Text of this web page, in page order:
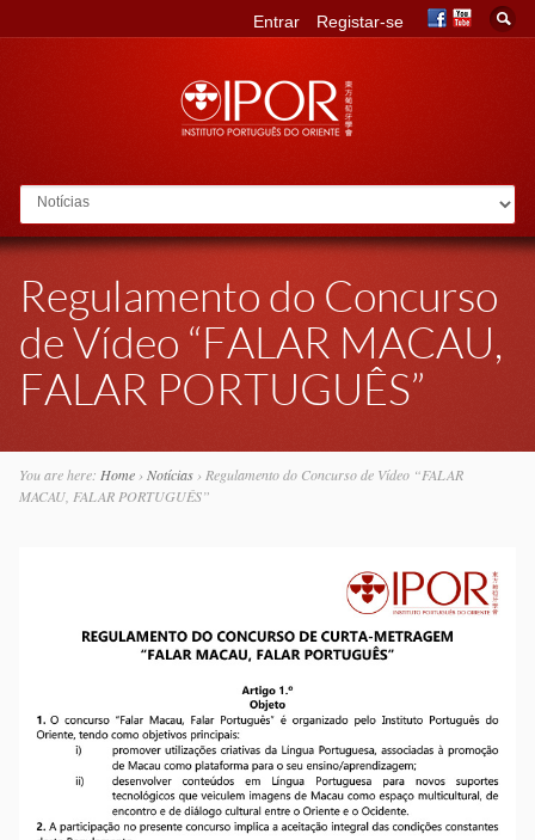
Go to:
Entrar Registar-se
Regulamento do Concurso
de Vídeo “FALAR MACAU,
FALAR PORTUGUÊS”
You are here: Home› Notícias› Regulamento do Concurso de Vídeo “FALAR
MACAU, FALAR PORTUGUÊS”